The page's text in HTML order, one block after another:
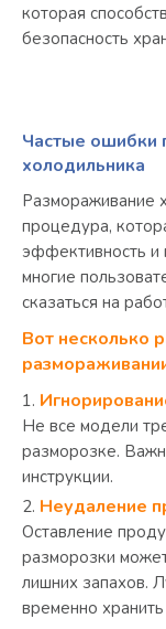
которая
безопасность
Частые ошибки
холодильника
Размораживание
процедура,
эффективность и
многие
сказаться на
Вот несколько
Не все модели
разморозке.
инструкции.
Неудаление
Оставление
разморозки
лишних запахов.
временно